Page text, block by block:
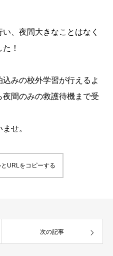
、夜間大きなことはなく
！
みの校外学習が行えるよ
間のみの救護待機まで受
せ。
URLをコピーする
次の記事